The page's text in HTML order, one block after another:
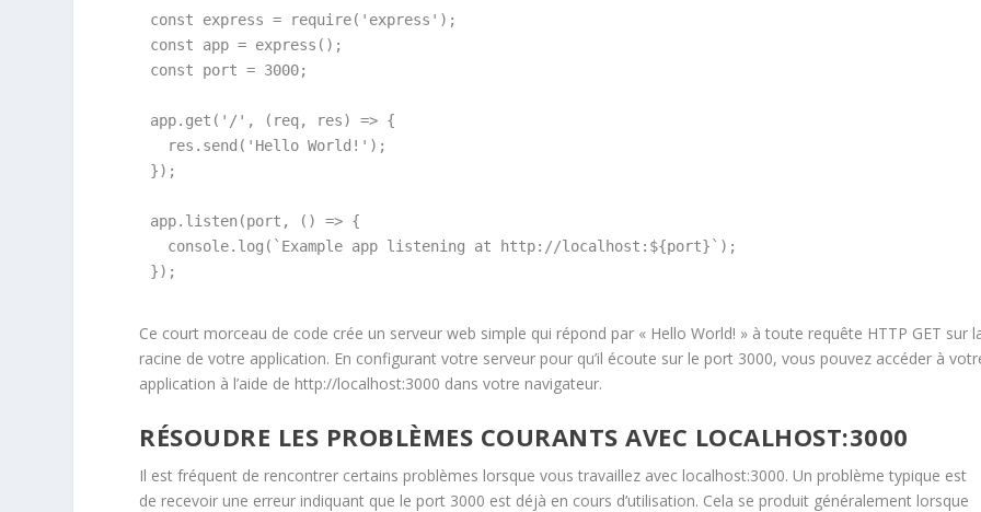
const express = require('express');
const app = express();
const port = 3000;
app.get('/', (req, res) => {
  res.send('Hello World!');
});
app.listen(port, () => {
  console.log(`Example app listening at http://localhost:${port}`);
Ce court morceau de code crée un serveur web simple qui répond par « Hello World! » à toute requête HTTP GET sur
racine de votre application. En configurant votre serveur pour qu’il écoute sur le port 3000, vous pouvez accéder à
application à l’aide de http://localhost:3000 dans votre navigateur.
RÉSOUDRE LES PROBLÈMES COURANTS AVEC LOCALHOST:3000
Il est fréquent de rencontrer certains problèmes lorsque vous travaillez avec localhost:3000. Un problème typique est
de recevoir une erreur indiquant que le port 3000 est déjà en cours d’utilisation. Cela se produit généralement lorsque